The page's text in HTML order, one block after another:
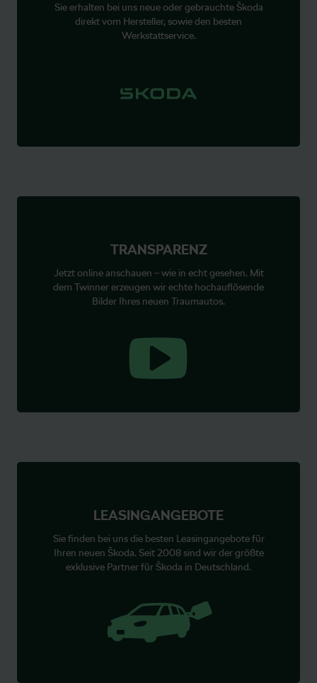
Sie erhalten bei uns neue oder gebrauchte Škoda
direkt vom Hersteller, sowie den besten
Werkstattservice.
TRANSPARENZ
Jetzt online anschauen – wie in echt gesehen. Mit
dem Twinner erzeugen wir echte hochauflösende
Bilder Ihres neuen Traumautos.
LEASINGANGEBOTE
Sie finden bei uns die besten Leasingangebote für
Ihren neuen Škoda. Seit 2008 sind wir der größte
exklusive Partner für Škoda in Deutschland.